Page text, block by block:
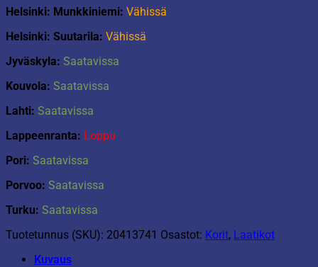
Helsinki: Munkkiniemi: Vähissä
Helsinki: Suutarila: Vähissä
Jyväskyla: Saatavissa
Kouvola: Saatavissa
Lahti: Saatavissa
Lappeenranta: Loppu
Pori: Saatavissa
Porvoo: Saatavissa
Turku: Saatavissa
Tuotetunnus (SKU): 20413741 Osastot: Korit, Laatikot
Kuvaus